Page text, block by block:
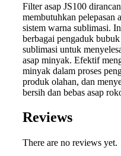
Filter asap JS100
membutuhkan pelepasan
sistem warna sublimasi.
berbagai pengaduk
sublimasi untuk
asap minyak. Efektif
minyak dalam proses
produk olahan, dan
bersih dan bebas asap
Reviews
There are no reviews yet.